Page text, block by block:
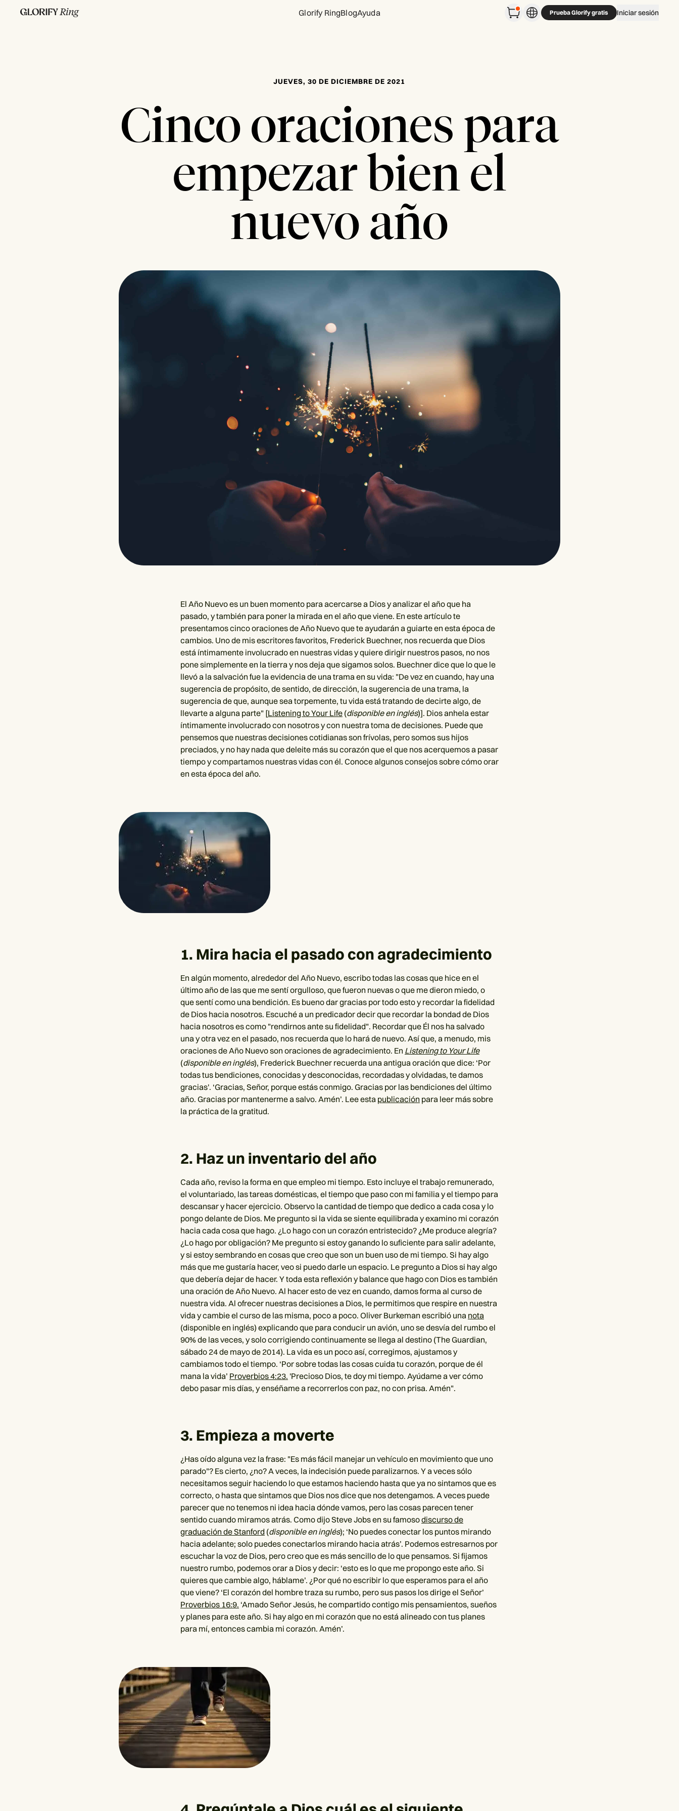
Glorify RingBlogAyuda Prueba Glorify gratis Iniciar sesión
JUEVES, 30 DE DICIEMBRE DE 2021
Cinco oraciones para
empezar bien el
nuevo año
El Año Nuevo es un buen momento para acercarse a Dios y analizar el año que ha
pasado, y también para poner la mirada en el año que viene. En este artículo te
presentamos cinco oraciones de Año Nuevo que te ayudarán a guiarte en esta época de
cambios. Uno de mis escritores favoritos, Frederick Buechner, nos recuerda que Dios
está íntimamente involucrado en nuestras vidas y quiere dirigir nuestros pasos, no nos
pone simplemente en la tierra y nos deja que sigamos solos. Buechner dice que lo que le
llevó a la salvación fue la evidencia de una trama en su vida: "De vez en cuando, hay una
sugerencia de propósito, de sentido, de dirección, la sugerencia de una trama, la
sugerencia de que, aunque sea torpemente, tu vida está tratando de decirte algo, de
llevarte a alguna parte" [Listening to Your Life(disponible en inglés)]. Dios anhela estar
íntimamente involucrado con nosotros y con nuestra toma de decisiones. Puede que
pensemos que nuestras decisiones cotidianas son frívolas, pero somos sus hijos
preciados, y no hay nada que deleite más su corazón que el que nos acerquemos a pasar
tiempo y compartamos nuestras vidas con él. Conoce algunos consejos sobre cómo orar
en esta época del año.
1. Mira hacia el pasado con agradecimiento
En algún momento, alrededor del Año Nuevo, escribo todas las cosas que hice en el
último año de las que me sentí orgulloso, que fueron nuevas o que me dieron miedo, o
que sentí como una bendición. Es bueno dar gracias por todo esto y recordar la fidelidad
de Dios hacia nosotros. Escuché a un predicador decir que recordar la bondad de Dios
hacia nosotros es como "rendirnos ante su fidelidad". Recordar que Él nos ha salvado
una y otra vez en el pasado, nos recuerda que lo hará de nuevo. Así que, a menudo, mis
oraciones de Año Nuevo son oraciones de agradecimiento. En Listening to Your Life
(disponible en inglés), Frederick Buechner recuerda una antigua oración que dice: ‘Por
todas tus bendiciones, conocidas y desconocidas, recordadas y olvidadas, te damos
gracias'. ‘Gracias, Señor, porque estás conmigo. Gracias por las bendiciones del último
año. Gracias por mantenerme a salvo. Amén’. Lee esta publicación para leer más sobre
la práctica de la gratitud.
2. Haz un inventario del año
Cada año, reviso la forma en que empleo mi tiempo. Esto incluye el trabajo remunerado,
el voluntariado, las tareas domésticas, el tiempo que paso con mi familia y el tiempo para
descansar y hacer ejercicio. Observo la cantidad de tiempo que dedico a cada cosa y lo
pongo delante de Dios. Me pregunto si la vida se siente equilibrada y examino mi corazón
hacia cada cosa que hago. ¿Lo hago con un corazón entristecido? ¿Me produce alegría?
¿Lo hago por obligación? Me pregunto si estoy ganando lo suficiente para salir adelante,
y si estoy sembrando en cosas que creo que son un buen uso de mi tiempo. Si hay algo
más que me gustaría hacer, veo si puedo darle un espacio. Le pregunto a Dios si hay algo
que debería dejar de hacer. Y toda esta reflexión y balance que hago con Dios es también
una oración de Año Nuevo. Al hacer esto de vez en cuando, damos forma al curso de
nuestra vida. Al ofrecer nuestras decisiones a Dios, le permitimos que respire en nuestra
vida y cambie el curso de las misma, poco a poco. Oliver Burkeman escribió una nota
(disponible en inglés) explicando que para conducir un avión, uno se desvía del rumbo el
90% de las veces, y solo corrigiendo continuamente se llega al destino (The Guardian,
sábado 24 de mayo de 2014). La vida es un poco así, corregimos, ajustamos y
cambiamos todo el tiempo. ‘Por sobre todas las cosas cuida tu corazón, porque de él
mana la vida’ Proverbios 4:23. 'Precioso Dios, te doy mi tiempo. Ayúdame a ver cómo
debo pasar mis días, y enséñame a recorrerlos con paz, no con prisa. Amén".
3. Empieza a moverte
¿Has oído alguna vez la frase: "Es más fácil manejar un vehículo en movimiento que uno
parado"? Es cierto, ¿no? A veces, la indecisión puede paralizarnos. Y a veces sólo
necesitamos seguir haciendo lo que estamos haciendo hasta que ya no sintamos que es
correcto, o hasta que sintamos que Dios nos dice que nos detengamos. A veces puede
parecer que no tenemos ni idea hacia dónde vamos, pero las cosas parecen tener
sentido cuando miramos atrás. Como dijo Steve Jobs en su famosodiscurso de
graduación de Stanford (disponible en inglés); ‘No puedes conectar los puntos mirando
hacia adelante; solo puedes conectarlos mirando hacia atrás’. Podemos estresarnos por
escuchar la voz de Dios, pero creo que es más sencillo de lo que pensamos. Si fijamos
nuestro rumbo, podemos orar a Dios y decir: ‘esto es lo que me propongo este año. Si
quieres que cambie algo, háblame’. ¿Por qué no escribir lo que esperamos para el año
que viene? ‘El corazón del hombre traza su rumbo, pero sus pasos los dirige el Señor’
Proverbios 16:9. ‘Amado Señor Jesús, he compartido contigo mis pensamientos, sueños
y planes para este año. Si hay algo en mi corazón que no está alineado con tus planes
para mí, entonces cambia mi corazón. Amén’.